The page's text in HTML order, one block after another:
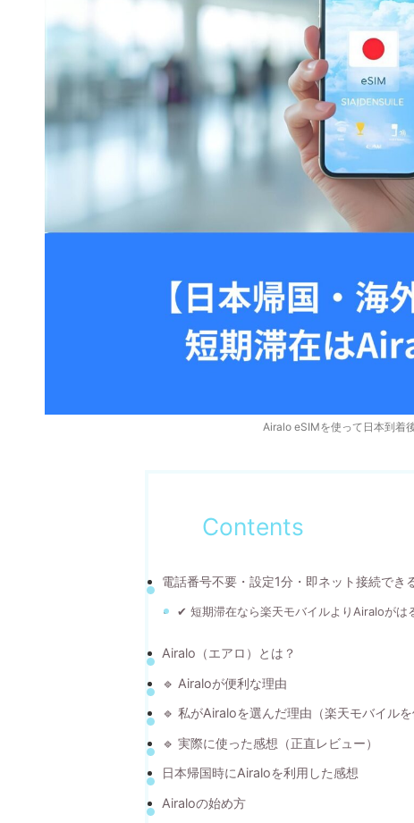
Airalo eSIMを使って日本到着
Contents
電話番号不要・設定1分・即ネット接続でき
✔ 短期滞在なら楽天モバイルよりAiraloがは
Airalo（エアロ）とは？
🔹 Airaloが便利な理由
🔹 私がAiraloを選んだ理由（楽天モバイルを
🔹 実際に使った感想（正直レビュー）
日本帰国時にAiraloを利用した感想
Airaloの始め方